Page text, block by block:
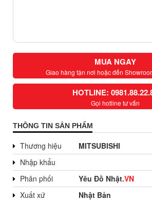
MUA NGAY
Giao hàng tận nơi hoặc đến
HOTLINE:
Gọi hotline tư vấn
THÔNG TIN SẢN PHẨM
Thương hiệu
MITSUBISHI
Nhập khẩu
Phân phối
Yêu Đồ Nhật.VN
Xuất xứ
Nhật Bản